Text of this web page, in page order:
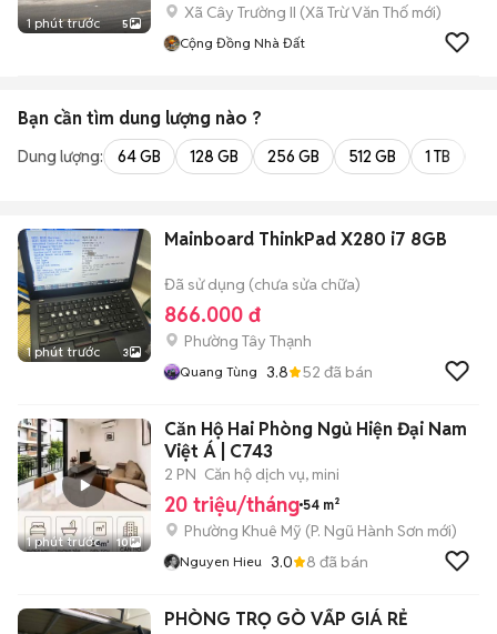
1 phút trước 5
Xã Cây Trường II (Xã Trừ Văn Thố mới)
Cộng Đồng Nhà Đất
Bạn cần tìm dung lượng nào ?
Dung lượng: 64 GB 128 GB 256 GB 512 GB 1 TB
1 phút trước 3
Mainboard ThinkPad X280 i7 8GB
Đã sử dụng (chưa sửa chữa)
866.000 đ
Phường Tây Thạnh
Quang Tùng 3.8 52 đã bán
1 phút trước 10
Căn Hộ Hai Phòng Ngủ Hiện Đại Nam
Việt Á | C743
2 PN Căn hộ dịch vụ, mini
20 triệu/tháng 54 m²
Phường Khuê Mỹ (P. Ngũ Hành Sơn mới)
Nguyen Hieu 3.0 8 đã bán
PHÒNG TRỌ GÒ VẤP GIÁ RẺ